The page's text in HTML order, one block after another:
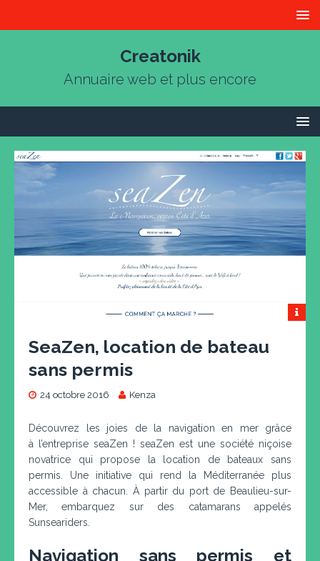
Creatonik
Annuaire web et plus encore
SeaZen, location de bateau
sans permis
24 octobre 2016 Kenza
Découvrez les joies de la navigation en mer grâce
à l’entreprise seaZen ! seaZen est une société niçoise
novatrice qui propose la location de bateaux sans
permis. Une initiative qui rend la Méditerranée plus
accessible à chacun. À partir du port de Beaulieu-sur-
Mer, embarquez sur des catamarans appelés
Sunseariders.
Navigation sans permis et